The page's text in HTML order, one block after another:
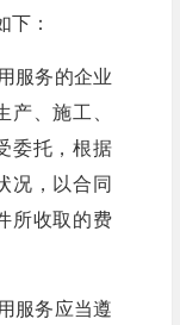
下：
服务的企业
、施工、
委托，根据
况，以合同
所收取的费
服务应当遵